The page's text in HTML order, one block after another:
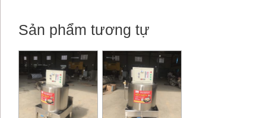
Sản phẩm tương tự